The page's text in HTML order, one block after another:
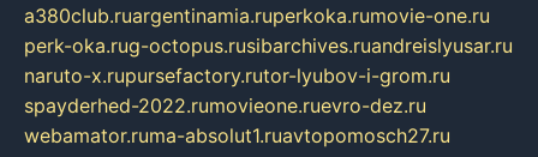
a380club.ruargentinamia.ruperkoka.rumovie-one.ru
perk-oka.rug-octopus.rusibarchives.ruandreislyusar.ru
naruto-x.rupursefactory.rutor-lyubov-i-grom.ru
spayderhed-2022.rumovieone.ruevro-dez.ru
webamator.ruma-absolut1.ruavtopomosch27.ru